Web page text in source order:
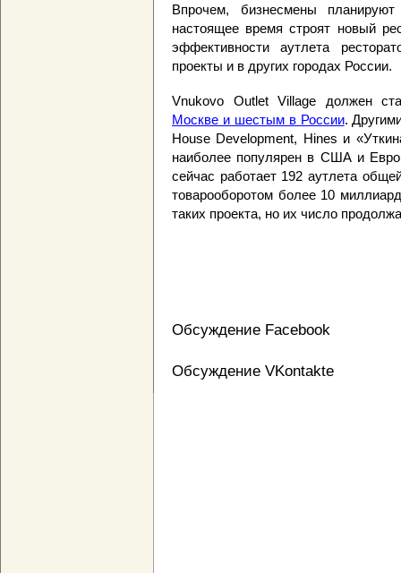
Впрочем, бизнесмены
настоящее время строят новый
эффективности аутлета
проекты и в других городах России.
Vnukovo Outlet Village должен
Москве и шестым в России.
House Development, Hines и
наиболее популярен в США и
сейчас работает 192 аутлета
товарооборотом более 10
таких проекта, но их число
Обсуждение Facebook
Обсуждение VKontakte